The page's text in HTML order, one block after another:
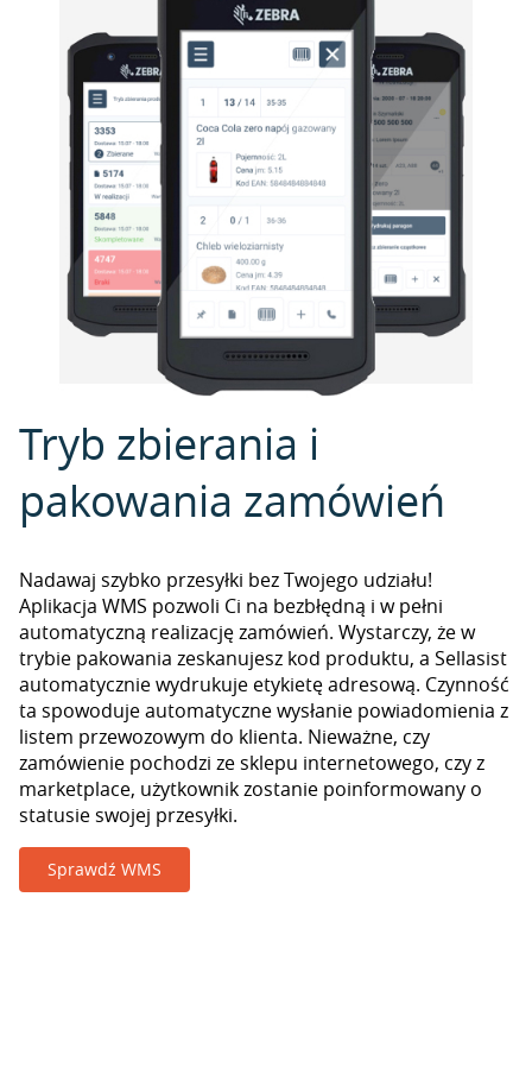
Tryb zbierania i
pakowania zamówień
Nadawaj szybko przesyłki bez Twojego udziału!
Aplikacja WMS pozwoli Ci na bezbłędną i w pełni
automatyczną realizację zamówień. Wystarczy, że w
trybie pakowania zeskanujesz kod produktu, a Sellasist
automatycznie wydrukuje etykietę adresową. Czynność
ta spowoduje automatyczne wysłanie powiadomienia z
listem przewozowym do klienta. Nieważne, czy
zamówienie pochodzi ze sklepu internetowego, czy z
marketplace, użytkownik zostanie poinformowany o
statusie swojej przesyłki.
Sprawdź WMS